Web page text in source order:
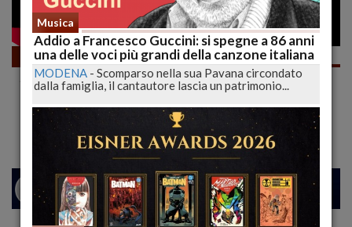
Fumetti
SPACCHETAMENTO PAZZESCO e
MERENDA A FUMETTI! Bonelli, Manga
Comics FreeBook | lucadeejay
MILANO 24 27
Musica
Addio a Francesco Guccini: si spegne a 86 anni
una delle voci più grandi della canzone italiana
MODENA - Scomparso nella sua Pavana circondato
dalla famiglia, il cantautore lascia un patrimonio...